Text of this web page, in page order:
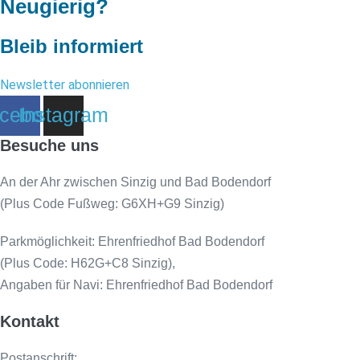
Neugierig?
Bleib informiert
Newsletter abonnieren
Instagram
Besuche uns
An der Ahr zwischen Sinzig und Bad Bodendorf
(Plus Code Fußweg: G6XH+G9 Sinzig)
Parkmöglichkeit: Ehrenfriedhof Bad Bodendorf
(Plus Code: H62G+C8 Sinzig),
Angaben für Navi: Ehrenfriedhof Bad Bodendorf
Kontakt